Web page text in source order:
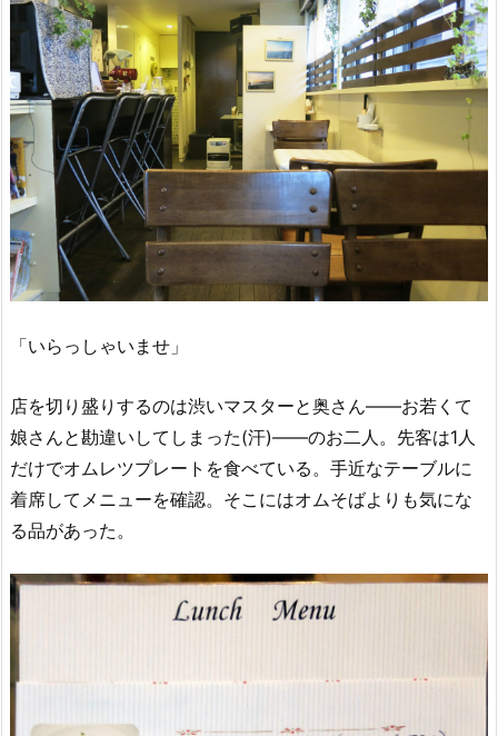
「いらっしゃいませ」
店を切り盛りするのは渋いマスターと奥さん――お若くて
娘さんと勘違いしてしまった(汗)――のお二人。先客は1人
だけでオムレツプレートを食べている。手近なテーブルに
着席してメニューを確認。そこにはオムそばよりも気にな
る品があった。